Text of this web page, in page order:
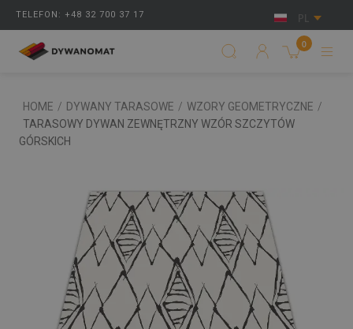
TELEFON: +48 32 700 37 17 PL
0
HOME / DYWANY TARASOWE / WZORY GEOMETRYCZNE /
TARASOWY DYWAN ZEWNĘTRZNY WZÓR SZCZYTÓW
GÓRSKICH